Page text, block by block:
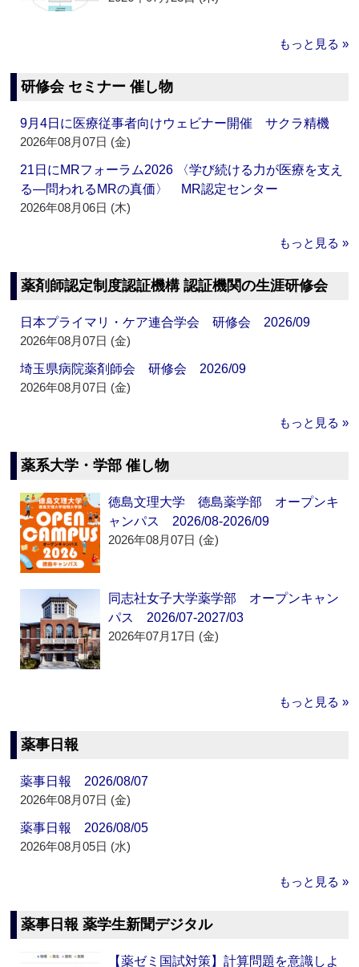
もっと見る »
研修会 セミナー 催し物
9月4日に医療従事者向けウェビナー開催 サクラ精機
2026年08月07日 (金)
21日にMRフォーラム2026 〈学び続ける力が医療を支え
る―問われるMRの真価〉 MR認定センター
2026年08月06日 (木)
もっと見る »
薬剤師認定制度認証機構 認証機関の生涯研修会
日本プライマリ・ケア連合学会 研修会 2026/09
2026年08月07日 (金)
埼玉県病院薬剤師会 研修会 2026/09
2026年08月07日 (金)
もっと見る »
薬系大学・学部 催し物
徳島文理大学 徳島薬学部 オープンキ
ャンパス 2026/08-2026/09
2026年08月07日 (金)
同志社女子大学薬学部 オープンキャン
パス 2026/07-2027/03
2026年07月17日 (金)
もっと見る »
薬事日報
薬事日報 2026/08/07
2026年08月07日 (金)
薬事日報 2026/08/05
2026年08月05日 (水)
もっと見る »
薬事日報 薬学生新聞デジタル
【薬ゼミ国試対策】計算問題を意識しよ